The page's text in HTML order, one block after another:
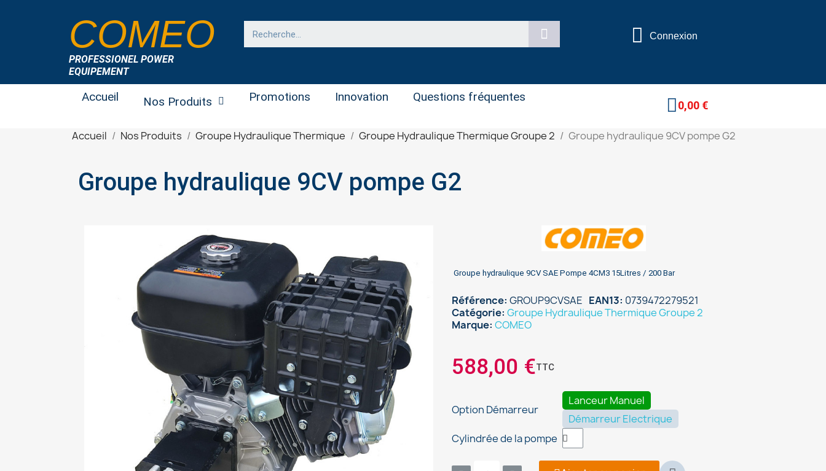
COMEO
PROFESSIONEL POWER
EQUIPEMENT
Connexion
Accueil Nos Produits Promotions Innovation Questions fréquentes
0,00 €
Accueil Nos Produits Groupe Hydraulique Thermique Groupe Hydraulique Thermique Groupe 2 Groupe hydraulique 9CV pompe G2
Groupe hydraulique 9CV pompe G2
Groupe hydraulique 9CV SAE Pompe 4CM3 15Litres / 200 Bar
Référence GROUP9CVSAE EAN13 0739472279521
Catégorie Groupe Hydraulique Thermique Groupe 2
Marque COMEO
588,00 €TTC
Option Démarreur
Lanceur Manuel
Démarreur Electrique
Cylindrée de la pompe